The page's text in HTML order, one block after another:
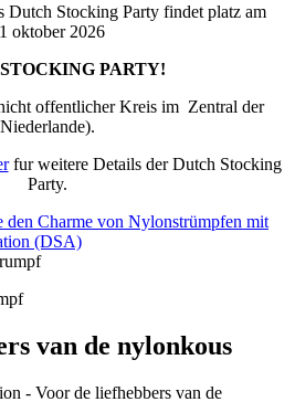
Dutch Stocking Party findet platz am
oktober 2026
PARTY!
offentlicher Kreis im Zentral der
Niederlande).
fur weitere Details der Dutch Stocking
Party.
den Charme von Nylonstrümpfen mit
(DSA)
van de nylonkous